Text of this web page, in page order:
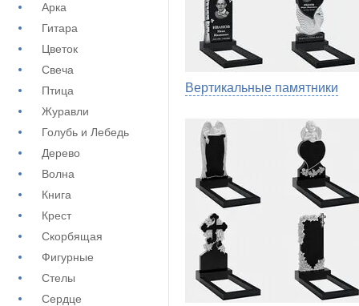
Арка
Гитара
Цветок
Свеча
Птица
Журавли
Голубь и Лебедь
Дерево
Волна
Книга
Крест
Скорбящая
Фигурные
Стелы
Сердце
Вертикальные памятники